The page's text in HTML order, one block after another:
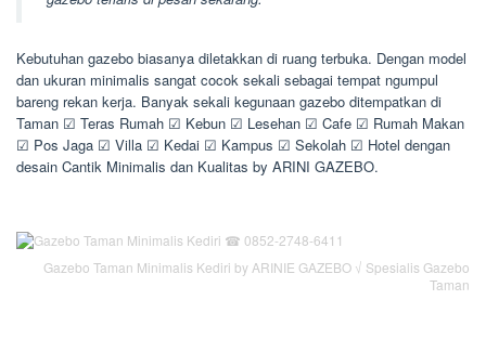
Kebutuhan gazebo biasanya diletakkan di ruang terbuka. Dengan model
dan ukuran minimalis sangat cocok sekali sebagai tempat ngumpul
bareng rekan kerja. Banyak sekali kegunaan gazebo ditempatkan di
Taman ☑ Teras Rumah ☑ Kebun ☑ Lesehan ☑ Cafe ☑ Rumah Makan
☑ Pos Jaga ☑ Villa ☑ Kedai ☑ Kampus ☑ Sekolah ☑ Hotel dengan
desain Cantik Minimalis dan Kualitas by ARINI GAZEBO.
Gazebo Taman Minimalis Kediri by ARINIE GAZEBO √ Spesialis Gazebo
Taman